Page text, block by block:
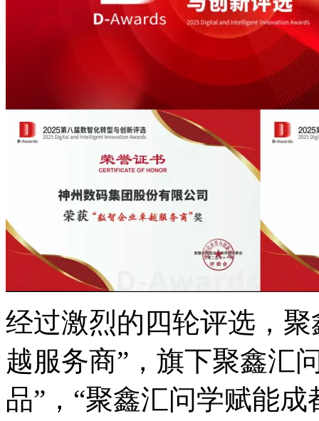
经过激烈的四轮评选
越服务商”，旗下聚鑫
品”，“聚鑫汇问学赋